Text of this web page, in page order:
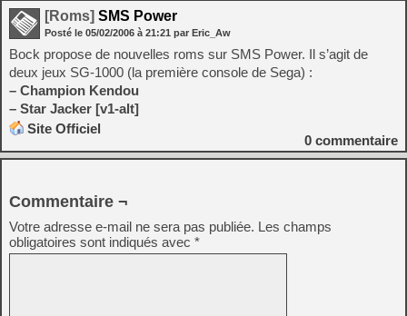
[Roms] SMS Power
Posté le 05/02/2006 à 21:21 par Eric_Aw
Bock propose de nouvelles roms sur SMS Power. Il s’agit de
deux jeux SG-1000 (la première console de Sega) :
– Champion Kendou
– Star Jacker [v1-alt]
Site Officiel
0 commentaire
Commentaire ¬
Votre adresse e-mail ne sera pas publiée. Les champs
obligatoires sont indiqués avec *